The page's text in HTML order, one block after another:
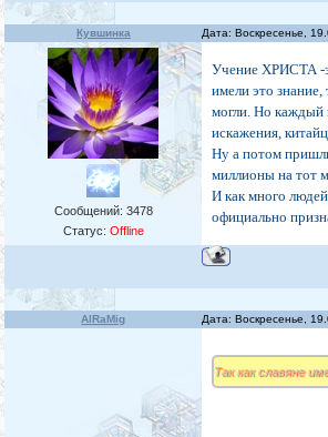
Кувшинка Дата: Воскресенье,
Сообщений: 3478
Статус: Offline
Учение ХРИСТА -
имели это
могли. Но каждый
искажения,
Ну а потом
миллионы на тот
И как много
официально
AlRaMig Дата: Воскресенье,
Так как славяне